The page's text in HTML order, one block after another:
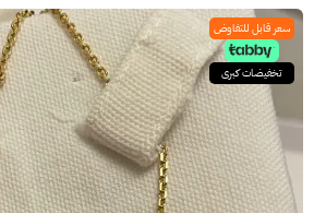
سعر قابل للتفاوض
تخفيضات كبرى